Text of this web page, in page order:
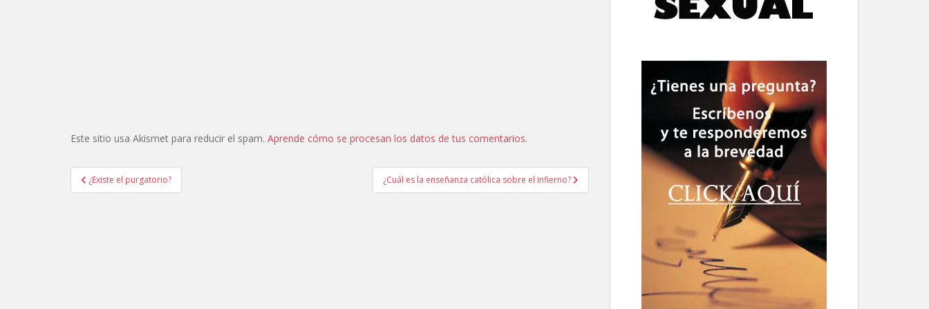
Este sitio usa Akismet para reducir el spam. Aprende cómo se procesan los datos de tus comentarios.
Navegación
de
¿Existe el purgatorio? ¿Cuál es la enseñanza católica sobre el infierno?